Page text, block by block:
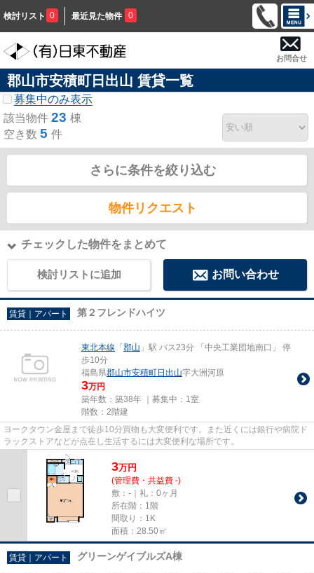
検討リスト 0 最近見た物件 0
お問合せ
郡山市安積町日出山 賃貸一覧
募集中のみ表示
該当物件 23 棟
空き数 5 件
さらに条件を絞り込む
物件リクエスト
チェックした物件をまとめて
検討リストに追加 お問い合わせ
賃貸｜アパート 第２フレンドハイツ
東北本線 「 郡山 」駅 バス23分 「中央工業団地南口」 停
歩10分
福島県郡山市安積町日出山字大洲河原
3万円
築年数：築38年 ｜募集中： 1室
階数：2階建
ヨークタウン金屋まで徒歩10分買物も大変便利です。また近くには銀行や病院ド
ラックストアなどが点在し生活するには大変便利な場所です。
3万円
(管理費・共益費 -)
敷：-｜礼：0ヶ月
所在階：1階
間取り：1K
面積：28.50㎡
賃貸｜アパート グリーンゲイブルズA棟